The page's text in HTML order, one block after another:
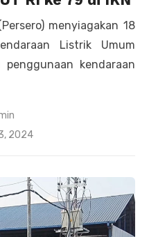
menyiagakan 18
Listrik Umum
penggunaan kendaraan
2024